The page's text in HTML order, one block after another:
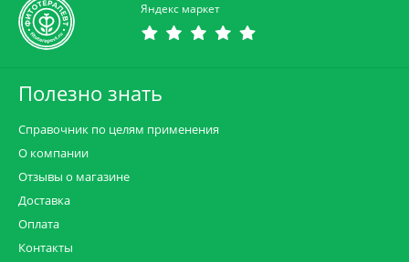
Яндекс маркет
Полезно знать
Справочник по целям применения
О компании
Отзывы о магазине
Доставка
Оплата
Контакты